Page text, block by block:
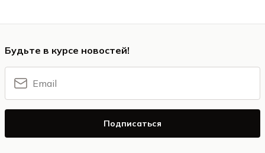
Будьте в курсе новостей!
Подписаться